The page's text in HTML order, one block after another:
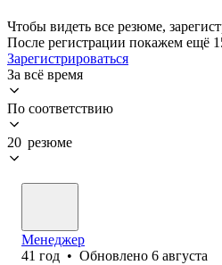
Чтобы видеть все резюме,
После регистрации покажем ещё
Зарегистрироваться
За всё время
По соответствию
20 резюме
Менеджер
41 год • Обновлено 6 августа